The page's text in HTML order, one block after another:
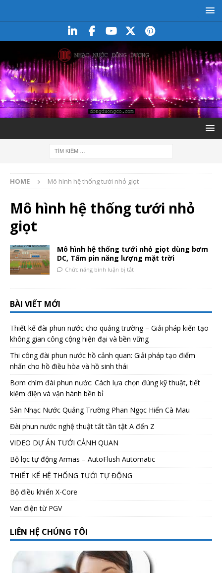
HOME Mô hình hệ thống tưới nhỏ giọt
Mô hình hệ thống tưới nhỏ
giọt
Mô hình hệ thống tưới nhỏ giọt dùng bơm
DC, Tấm pin năng lượng mặt trời
Chức năng bình luận bị tắt
BÀI VIẾT MỚI
Thiết kế đài phun nước cho quảng trường – Giải pháp kiến tạo
không gian công cộng hiện đại và bền vững
Thi công đài phun nước hồ cảnh quan: Giải pháp tạo điểm
nhấn cho hồ điều hòa và hồ sinh thái
Bơm chìm đài phun nước: Cách lựa chọn đúng kỹ thuật, tiết
kiệm điện và vận hành bền bỉ
Sàn Nhạc Nước Quảng Trường Phan Ngọc Hiển Cà Mau
Đài phun nước nghệ thuật tất tần tật A đến Z
VIDEO DỰ ÁN TƯỚI CẢNH QUAN
Bộ lọc tự động Armas – AutoFlush Automatic
THIẾT KẾ HỆ THỐNG TƯỚI TỰ ĐỘNG
Bộ điều khiển X-Core
Van điện từ PGV
LIÊN HỆ CHÚNG TÔI